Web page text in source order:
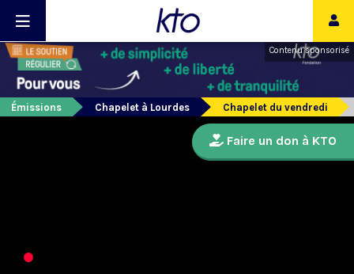
Contenu sponsorisé
Émissions Chapelet à Lourdes Chapelet du vendredi
Faire un don à KTO